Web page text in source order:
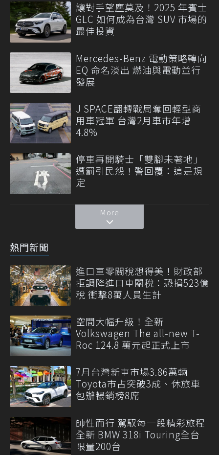
讓對手望塵莫及！2025 年賓士
GLC 如何成為台灣 SUV 市場的
最佳投資
Mercedes-Benz 電動策略轉向
EQ 命名淡出 燃油與電動並行
發展
J SPACE翻轉戰局奪回輕型商
用車冠軍 台灣2月車市年增
4.8%
停車再開騎士「雙腳未著地」
遭罰引民怨！警回覆：這是規
定
More
熱門新聞
進口車零關稅想得美！財政部
拒調降進口車關稅：恐損523億
稅 衝擊8萬人員生計
空間大幅升級！全新
Volkswagen The all-new T-
Roc 124.8 萬元起正式上市
7月台灣新車市場3.86萬輛
Toyota市占突破3成、休旅車
包辦暢銷榜8席
帥性而行 駕馭每一段精彩旅程
全新 BMW 318i Touring全台
限量200台